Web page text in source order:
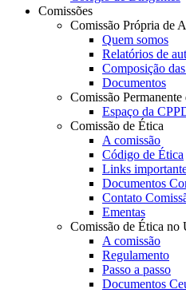
Comissões
Comissão Própria de
Quem somos
Relatórios de
Composição
Documentos
Comissão
Espaço da
Comissão de Ética
A comissão
Código de Ética
Links
Documentos
Contato
Ementas
Comissão de Ética
A comissão
Regulamento
Passo a passo
Documentos